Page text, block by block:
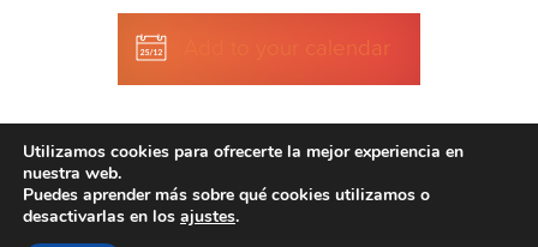
Add to your calendar
Utilizamos cookies para ofrecerte la mejor experiencia en
nuestra web.
Puedes aprender más sobre qué cookies utilizamos o
desactivarlas en los ajustes.